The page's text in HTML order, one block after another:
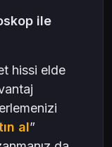
ile
hissi elde
al”